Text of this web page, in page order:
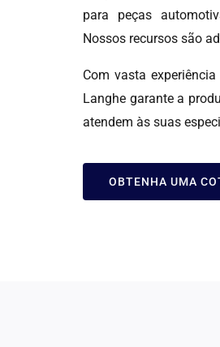
para peças
Nossos recursos são
Com vasta
Langhe garante a
atendem às suas
OBTENHA UMA